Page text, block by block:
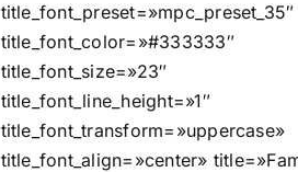
title_font_preset=»mpc_preset_35″
title_font_color=»#333333″
title_font_size=»23″
title_font_line_height=»1″
title_font_transform=»uppercase»
title_font_align=»center»